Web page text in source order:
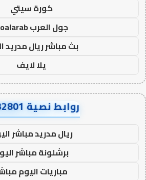
كورة سيتي
جول العرب goalarab
بث مباشر ريال مدريد
يلا لايف
روابط نصية AA32801
ريال مدريد مباشر
برشلونة مباشر
مباريات اليوم